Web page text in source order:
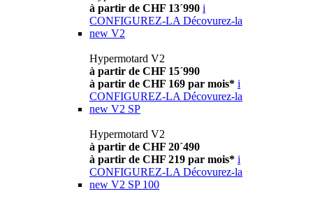
à partir de CHF 13´990 i
CONFIGUREZ-LA Décovurez-la
new V2
Hypermotard V2
à partir de CHF 15´990
à partir de CHF 169 par mois* i
CONFIGUREZ-LA Décovurez-la
new V2 SP
Hypermotard V2
à partir de CHF 20´490
à partir de CHF 219 par mois* i
CONFIGUREZ-LA Décovurez-la
new V2 SP 100